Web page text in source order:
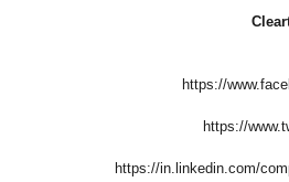
https://
https://
https://in.linkedin.com/